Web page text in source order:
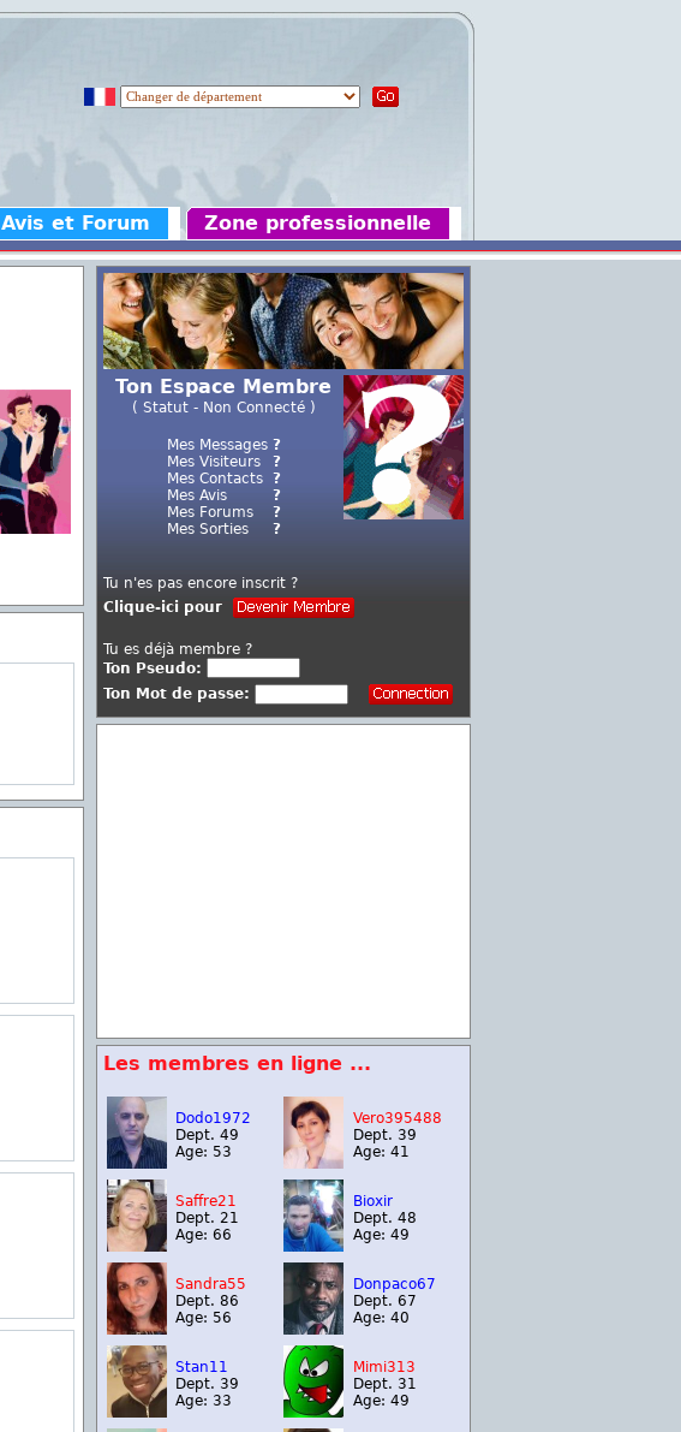
Avis et Forum Zone professionnelle
Ton Espace Membre
( Statut - Non Connecté )
Mes Messages
Mes Visiteurs
Mes Contacts
Mes Avis
Mes Forums
Mes Sorties
?
?
?
?
?
?
Tu n'es pas encore inscrit ?
Clique-ici pour
Tu es déjà membre ?
Ton Pseudo:
Ton Mot de passe:
Les membres en ligne ...
Dodo1972
Dept. 49
Age: 53
Vero395488
Dept. 39
Age: 41
Saffre21
Dept. 21
Age: 66
Bioxir
Dept. 48
Age: 49
Sandra55
Dept. 86
Age: 56
Donpaco67
Dept. 67
Age: 40
Stan11
Dept. 39
Age: 33
Mimi313
Dept. 31
Age: 49